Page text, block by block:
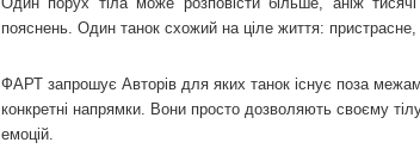
пояснень. Один танок схожий на ціле життя:
ФАРТ запрошує Авторів для яких танок існує поза
конкретні напрямки. Вони просто дозволяють своєму
емоцій.